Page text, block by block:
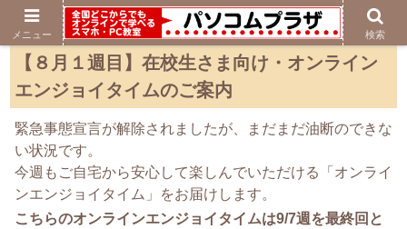
【８月１週目】在校生さま向け・オンライン
エンジョイタイムのご案内
緊急事態宣言が解除されましたが、まだまだ油断のできな
い状況です。
今週もご自宅から安心して楽しんでいただける「オンライ
ンエンジョイタイム」をお届けします。
こちらのオンラインエンジョイタイムは9/7週を最終回と
メニュー 検索